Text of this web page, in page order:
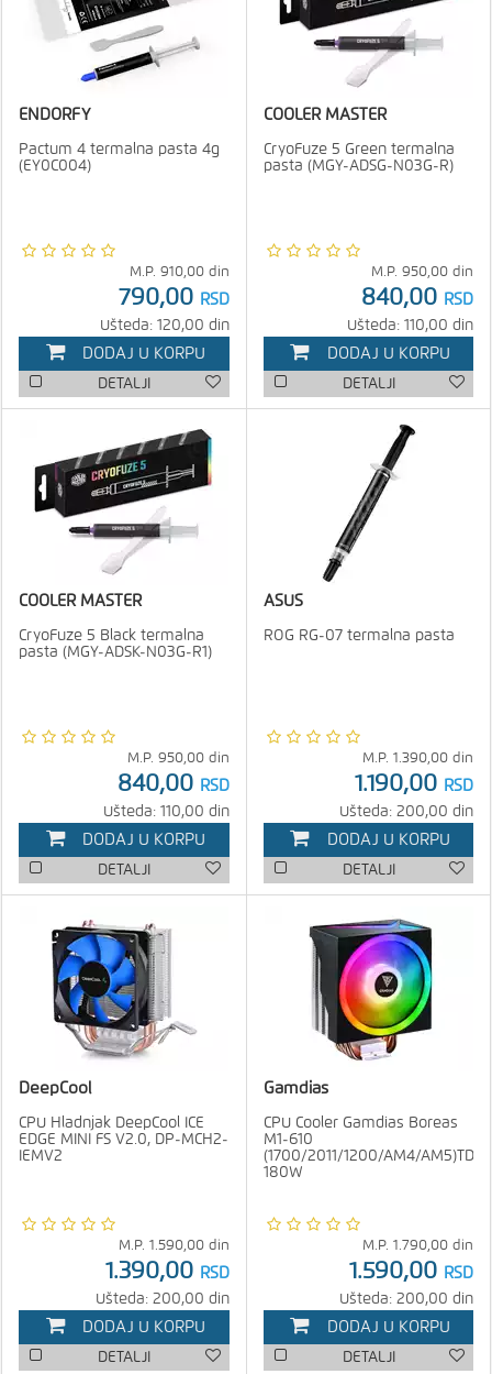
ENDORFY
Pactum 4 termalna pasta 4g
(EY0C004)
M.P. 910,00 din
790,00 RSD
Ušteda: 120,00 din
DODAJ U KORPU
DETALJI
COOLER MASTER
CryoFuze 5 Green termalna
pasta (MGY-ADSG-N03G-R)
M.P. 950,00 din
840,00 RSD
Ušteda: 110,00 din
DODAJ U KORPU
DETALJI
COOLER MASTER
CryoFuze 5 Black termalna
pasta (MGY-ADSK-N03G-R1)
M.P. 950,00 din
840,00 RSD
Ušteda: 110,00 din
DODAJ U KORPU
DETALJI
ASUS
ROG RG-07 termalna pasta
M.P. 1.390,00 din
1.190,00 RSD
Ušteda: 200,00 din
DODAJ U KORPU
DETALJI
DeepCool
CPU Hladnjak DeepCool ICE
EDGE MINI FS V2.0, DP-MCH2-
IEMV2
M.P. 1.590,00 din
1.390,00 RSD
Ušteda: 200,00 din
DODAJ U KORPU
DETALJI
Gamdias
CPU Cooler Gamdias Boreas
M1-610
(1700/2011/1200/AM4/AM5)TDP
180W
M.P. 1.790,00 din
1.590,00 RSD
Ušteda: 200,00 din
DODAJ U KORPU
DETALJI